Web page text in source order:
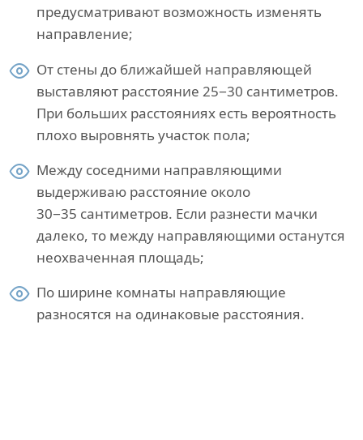
предусматривают возможность изменять
направление;
От стены до ближайшей направляющей
выставляют расстояние 25−30 сантиметров.
При больших расстояниях есть вероятность
плохо выровнять участок пола;
Между соседними направляющими
выдерживаю расстояние около
30−35 сантиметров. Если разнести мачки
далеко, то между направляющими останутся
неохваченная площадь;
По ширине комнаты направляющие
разносятся на одинаковые расстояния.